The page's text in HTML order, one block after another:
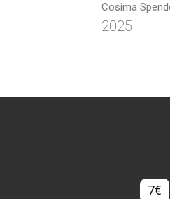
Cosima
2025
7€